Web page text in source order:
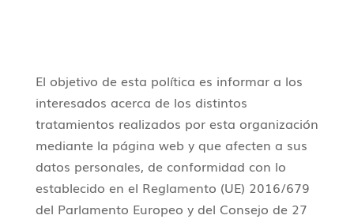
El objetivo de esta política es informar a los
interesados acerca de los distintos
tratamientos realizados por esta organización
mediante la página web y que afecten a sus
datos personales, de conformidad con lo
establecido en el Reglamento (UE) 2016/679
del Parlamento Europeo y del Consejo de 27